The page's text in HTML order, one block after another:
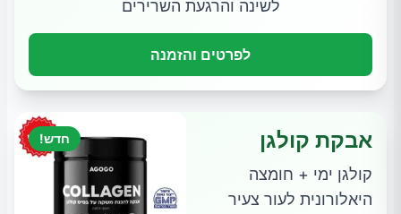
לשינה והרגעת השרירים
לפרטים והזמנה
חדש! אבקת קולגן
קולגן ימי + חומצה
היאלורונית לעור צעיר